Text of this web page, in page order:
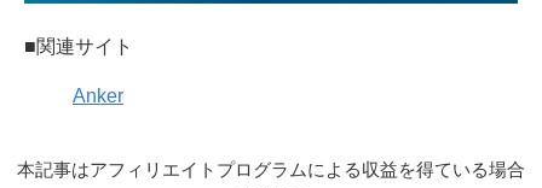
■関連サイト
Anker
本記事はアフィリエイトプログラムによる収益を得ている場合